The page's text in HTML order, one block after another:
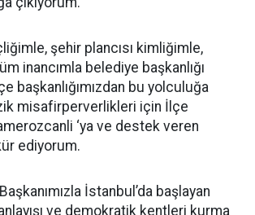
şehir plancısı kimliğimle,
inancımla belediye başkanlığı
başkanlığımızdan bu yolculuğa
misafirperverlikleri için İlçe
‘ya ve destek veren
ediyorum.
İstanbul’da başlayan
ve demokratik kentleri kurma